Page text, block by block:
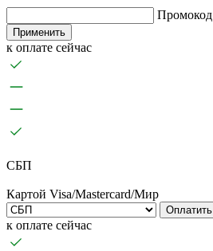
Промокод
Применить
к оплате сейчас
СБП
Картой Visa/Mastercard/Мир
Оплатить
к оплате сейчас